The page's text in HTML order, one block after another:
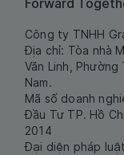
Forward
Công ty TNHH
Địa chỉ: Tòa nhà
Văn Linh,
Nam.
Mã số doanh
Đầu Tư TP. Hồ
2014
Đại diện pháp